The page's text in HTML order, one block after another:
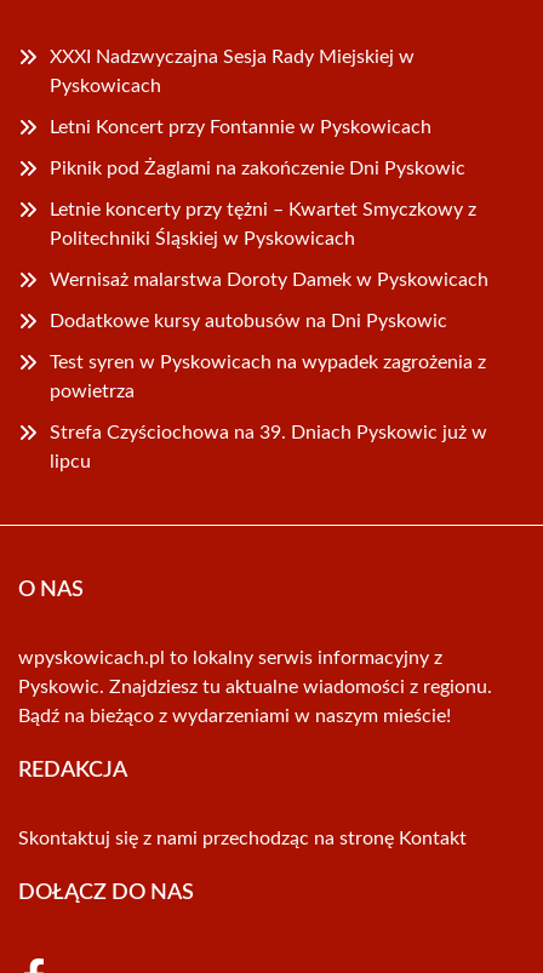
XXXI Nadzwyczajna Sesja Rady Miejskiej w
Pyskowicach
Letni Koncert przy Fontannie w Pyskowicach
Piknik pod Żaglami na zakończenie Dni Pyskowic
Letnie koncerty przy tężni – Kwartet Smyczkowy z
Politechniki Śląskiej w Pyskowicach
Wernisaż malarstwa Doroty Damek w Pyskowicach
Dodatkowe kursy autobusów na Dni Pyskowic
Test syren w Pyskowicach na wypadek zagrożenia z
powietrza
Strefa Czyściochowa na 39. Dniach Pyskowic już w
lipcu
O NAS
wpyskowicach.pl to lokalny serwis informacyjny z
Pyskowic. Znajdziesz tu aktualne wiadomości z regionu.
Bądź na bieżąco z wydarzeniami w naszym mieście!
REDAKCJA
Skontaktuj się z nami przechodząc na stronę Kontakt
DOŁĄCZ DO NAS